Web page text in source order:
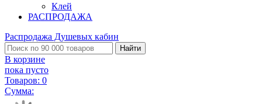
Клей
РАСПРОДАЖА
Распродажа Душевых кабин
Найти
В корзине
пока пусто
Товаров: 0
Сумма: